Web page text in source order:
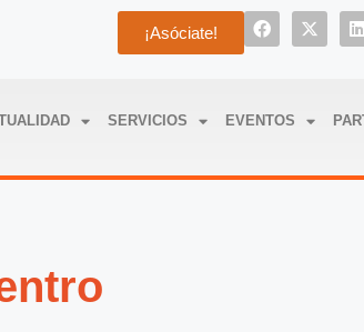
¡Asóciate!
SERVICIOS EVENTOS